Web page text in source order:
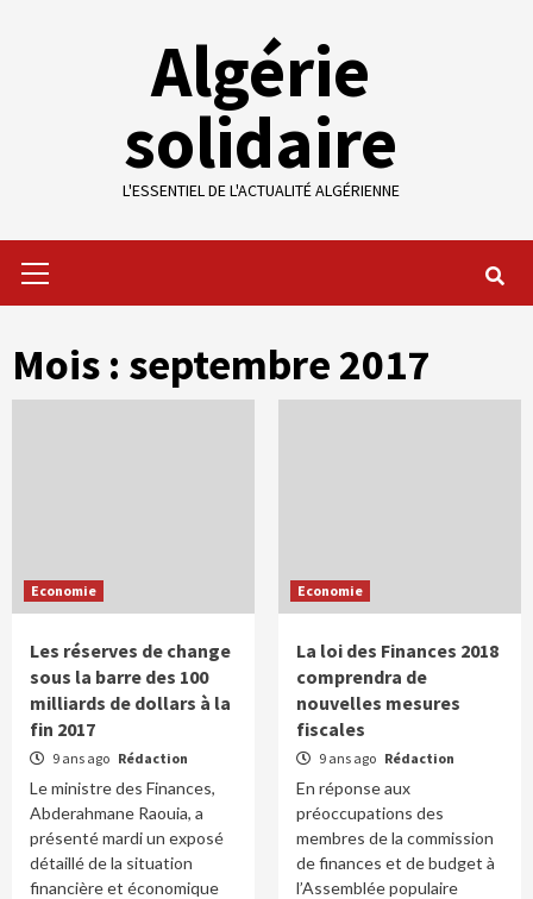
Algérie
solidaire
L'ESSENTIEL DE L'ACTUALITÉ ALGÉRIENNE
Menu
Mois : septembre 2017
Economie
Les réserves de change
sous la barre des 100
milliards de dollars à la
fin 2017
9 ans ago Rédaction
Le ministre des Finances,
Abderahmane Raouia, a
présenté mardi un exposé
détaillé de la situation
financière et économique
Economie
La loi des Finances 2018
comprendra de
nouvelles mesures
fiscales
9 ans ago Rédaction
En réponse aux
préoccupations des
membres de la commission
de finances et de budget à
l’Assemblée populaire